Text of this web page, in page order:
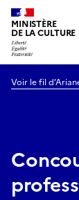
MINISTÈRE
DE LA CULTURE
Voir le fil